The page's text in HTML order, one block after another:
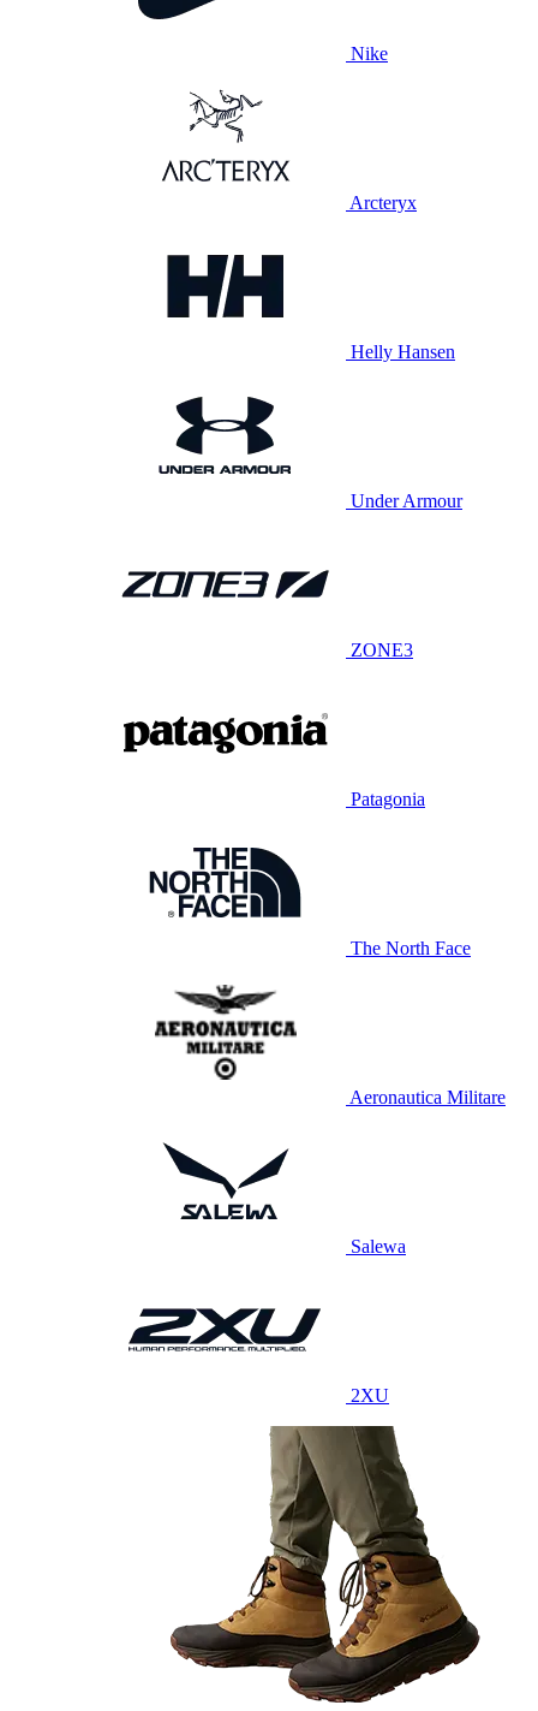
Nike
Arcteryx
Helly Hansen
Under Armour
ZONE3
Patagonia
The North Face
Aeronautica Militare
Salewa
2XU